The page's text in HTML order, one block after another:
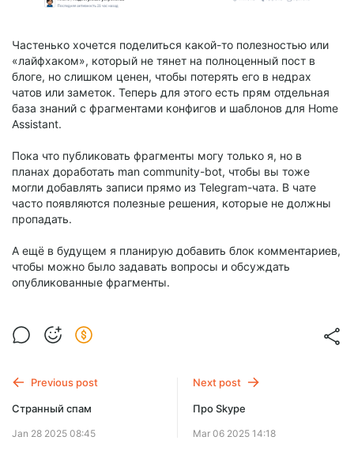
Частенько хочется поделиться какой-то полезностью или
«лайфхаком», который не тянет на полноценный пост в
блоге, но слишком ценен, чтобы потерять его в недрах
чатов или заметок. Теперь для этого есть прям отдельная
база знаний с фрагментами конфигов и шаблонов для Home
Assistant.
Пока что публиковать фрагменты могу только я, но в
планах доработать man community-bot, чтобы вы тоже
могли добавлять записи прямо из Telegram-чата. В чате
часто появляются полезные решения, которые не должны
пропадать.
А ещё в будущем я планирую добавить блок комментариев,
чтобы можно было задавать вопросы и обсуждать
опубликованные фрагменты.
Previous post
Странный спам
Jan 28 2025 08:45
Next post
Про Skype
Mar 06 2025 14:18